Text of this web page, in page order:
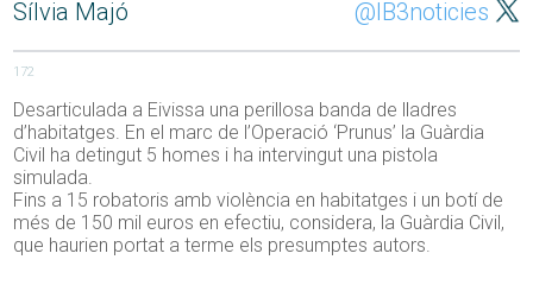
Sílvia Majó @IB3noticies
172
Desarticulada a Eivissa una perillosa banda de lladres
d’habitatges. En el marc de l’Operació ‘Prunus’ la Guàrdia
Civil ha detingut 5 homes i ha intervingut una pistola
simulada.
Fins a 15 robatoris amb violència en habitatges i un botí de
més de 150 mil euros en efectiu, considera, la Guàrdia Civil,
que haurien portat a terme els presumptes autors.